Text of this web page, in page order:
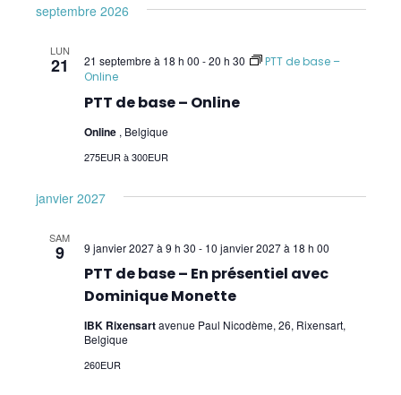
septembre 2026
LUN
21
PTT de base – Online
21 septembre à 18 h 00 -20 h 30
PTT de base –
Online
Online , Belgique
275EUR à 300EUR
janvier 2027
SAM
9
PTT de base – En présentiel avec
Dominique Monette
9 janvier 2027 à 9 h 30 - 10 janvier 2027 à 18 h 00
IBK Rixensartavenue Paul Nicodème, 26, Rixensart,
Belgique
260EUR